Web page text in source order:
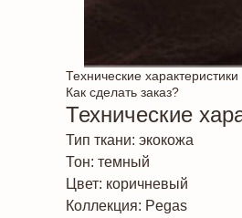
Технические характеристики
Как сделать заказ?
Технические
Тип ткани: экокожа
Тон: темный
Цвет: коричневый
Коллекция: Pegas